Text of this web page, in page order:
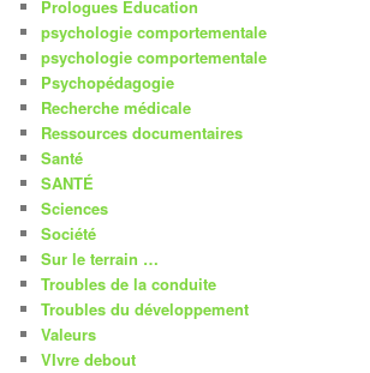
Prologues Education
psychologie comportementale
psychologie comportementale
Psychopédagogie
Recherche médicale
Ressources documentaires
Santé
SANTÉ
Sciences
Société
Sur le terrain …
Troubles de la conduite
Troubles du développement
Valeurs
VIvre debout